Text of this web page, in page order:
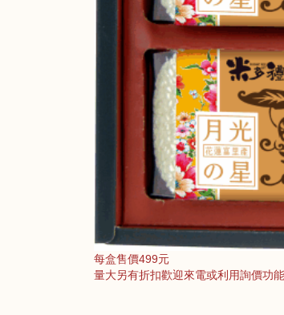
每盒售價499元
量大另有折扣歡迎來電或利用詢價功能